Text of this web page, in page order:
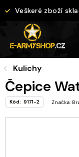
na
Veškeré zboží
Kulichy
Čepice
Kód: 9171-2 Značka: